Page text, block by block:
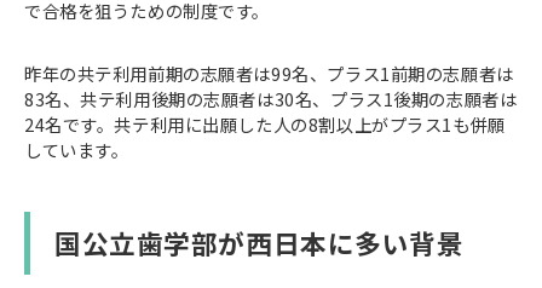
で合格を狙うための制度です。
昨年の共テ利用前期の志願者は99名、プラス1前期の志願者は
83名、共テ利用後期の志願者は30名、プラス1後期の志願者は
24名です。共テ利用に出願した人の8割以上がプラス1も併願
しています。
国公立歯学部が西日本に多い背景